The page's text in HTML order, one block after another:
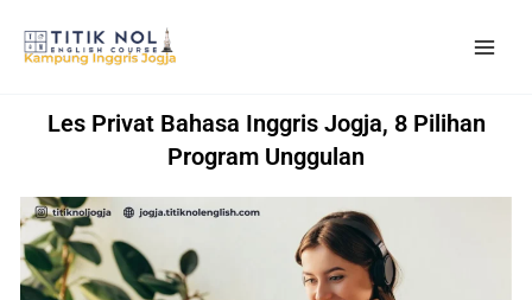
content
Les Privat Bahasa Inggris Jogja, 8 Pilihan
Program Unggulan